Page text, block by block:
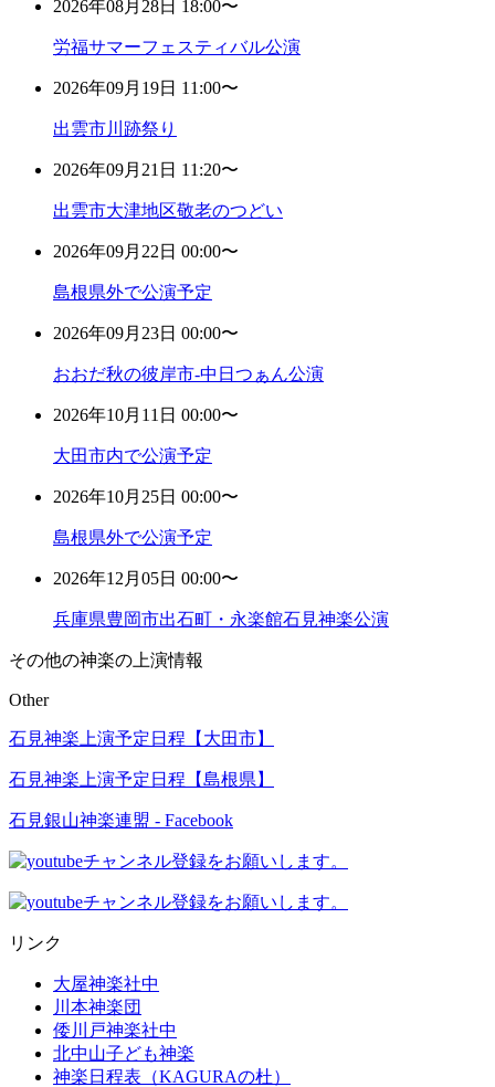
2026年08月28日 18:00〜
労福サマーフェスティバル公演
2026年09月19日 11:00〜
出雲市川跡祭り
2026年09月21日 11:20〜
出雲市大津地区敬老のつどい
2026年09月22日 00:00〜
島根県外で公演予定
2026年09月23日 00:00〜
おおだ秋の彼岸市-中日つぁん公演
2026年10月11日 00:00〜
大田市内で公演予定
2026年10月25日 00:00〜
島根県外で公演予定
2026年12月05日 00:00〜
兵庫県豊岡市出石町・永楽館石見神楽公演
その他の神楽の上演情報
Other
石見神楽上演予定日程【大田市】
石見神楽上演予定日程【島根県】
石見銀山神楽連盟 - Facebook
リンク
大屋神楽社中
川本神楽団
倭川戸神楽社中
北中山子ども神楽
神楽日程表（KAGURAの杜）